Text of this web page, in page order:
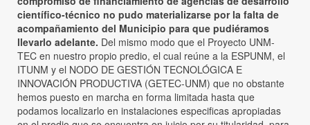
científico-técnico no pudo materializarse por la falta de
acompañamiento del Municipio para que pudiéramos
llevarlo adelante. Del mismo modo que el Proyecto UNM-
TEC en nuestro propio predio, el cual reúne a la ESPUNM, el
ITUNM y el NODO DE GESTIÓN TECNOLÓGICA E
INNOVACIÓN PRODUCTIVA (GETEC-UNM) que no obstante
hemos puesto en marcha en forma limitada hasta que
podamos localizarlo en instalaciones especificas apropiadas